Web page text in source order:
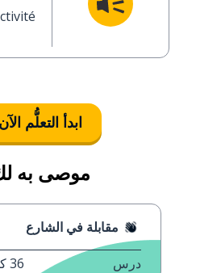
ابدأ التعلُّم الآن
موصى به
مقابلة في الشارع
درس 36